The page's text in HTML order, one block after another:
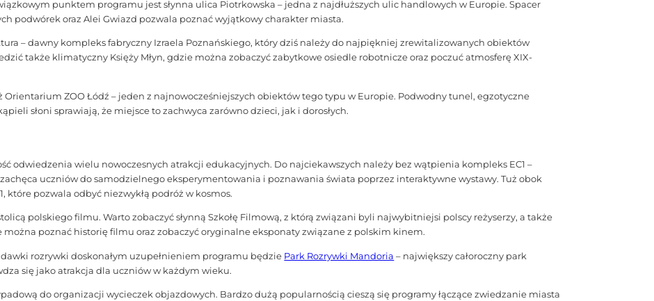
punktem programu jest słynna ulica Piotrkowska – jedna z najdłuższych ulic handlowych w Europie. Spacer
podwórek oraz Alei Gwiazd pozwala poznać wyjątkowy charakter miasta.
– dawny kompleks fabryczny Izraela Poznańskiego, który dziś należy do najpiękniej zrewitalizowanych obiektów
także klimatyczny Księży Młyn, gdzie można zobaczyć zabytkowe osiedle robotnicze oraz poczuć atmosferę XIX-
ZOO Łódź – jeden z najnowocześniejszych obiektów tego typu w Europie. Podwodny tunel, egzotyczne
słoni sprawiają, że miejsce to zachwyca zarówno dzieci, jak i dorosłych.
odwiedzenia wielu nowoczesnych atrakcji edukacyjnych. Do najciekawszych należy bez wątpienia kompleks EC1 –
uczniów do samodzielnego eksperymentowania i poznawania świata poprzez interaktywne wystawy. Tuż obok
które pozwala odbyć niezwykłą podróż w kosmos.
polskiego filmu. Warto zobaczyć słynną Szkołę Filmową, z którą związani byli najwybitniejsi polscy reżyserzy, a także
poznać historię filmu oraz zobaczyć oryginalne eksponaty związane z polskim kinem.
rozrywki doskonałym uzupełnieniem programu będzie Park Rozrywki Mandoria – największy całoroczny park
się jako atrakcja dla uczniów w każdym wieku.
do organizacji wycieczek objazdowych. Bardzo dużą popularnością cieszą się programy łączące zwiedzanie miasta